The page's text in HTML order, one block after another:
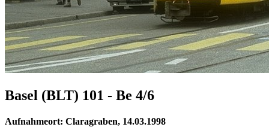
Basel (BLT) 101 - Be 4/6
Aufnahmeort: Claragraben, 14.03.1998